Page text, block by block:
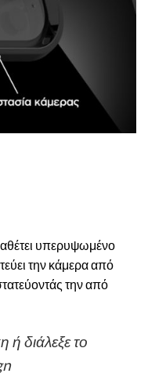
υπερυψωμένο
την κάμερα από
την από
ή διάλεξε το